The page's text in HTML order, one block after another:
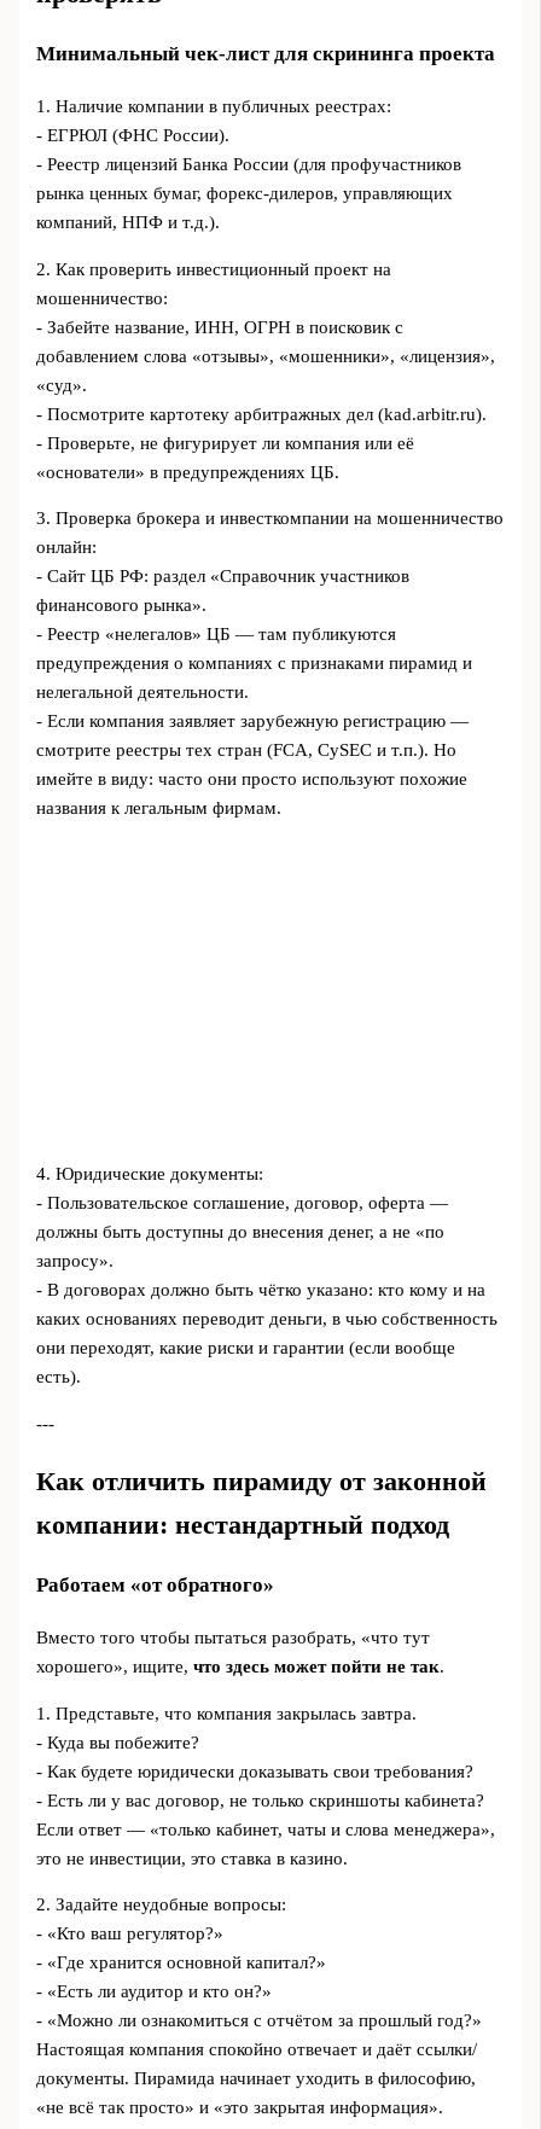
Минимальный чек-лист для скрининга проекта
1. Наличие компании в публичных реестрах:
- ЕГРЮЛ (ФНС России).
- Реестр лицензий Банка России (для профучастников
рынка ценных бумаг, форекс-дилеров, управляющих
компаний, НПФ и т.д.).
2. Как проверить инвестиционный проект на
мошенничество:
- Забейте название, ИНН, ОГРН в поисковик с
добавлением слова «отзывы», «мошенники», «лицензия»,
«суд».
- Посмотрите картотеку арбитражных дел (kad.arbitr.ru).
- Проверьте, не фигурирует ли компания или её
«основатели» в предупреждениях ЦБ.
3. Проверка брокера и инвесткомпании на мошенничество
онлайн:
- Сайт ЦБ РФ: раздел «Справочник участников
финансового рынка».
- Реестр «нелегалов» ЦБ — там публикуются
предупреждения о компаниях с признаками пирамид и
нелегальной деятельности.
- Если компания заявляет зарубежную регистрацию —
смотрите реестры тех стран (FCA, CySEC и т.п.). Но
имейте в виду: часто они просто используют похожие
названия к легальным фирмам.
4. Юридические документы:
- Пользовательское соглашение, договор, оферта —
должны быть доступны до внесения денег, а не «по
запросу».
- В договорах должно быть чётко указано: кто кому и на
каких основаниях переводит деньги, в чью собственность
они переходят, какие риски и гарантии (если вообще
есть).
---
Как отличить пирамиду от законной
компании: нестандартный подход
Работаем «от обратного»
Вместо того чтобы пытаться разобрать, «что тут
хорошего», ищите,что здесь может пойти не так.
1. Представьте, что компания закрылась завтра.
- Куда вы побежите?
- Как будете юридически доказывать свои требования?
- Есть ли у вас договор, не только скриншоты кабинета?
Если ответ — «только кабинет, чаты и слова менеджера»,
это не инвестиции, это ставка в казино.
2. Задайте неудобные вопросы:
- «Кто ваш регулятор?»
- «Где хранится основной капитал?»
- «Есть ли аудитор и кто он?»
- «Можно ли ознакомиться с отчётом за прошлый год?»
Настоящая компания спокойно отвечает и даёт ссылки/
документы. Пирамида начинает уходить в философию,
«не всё так просто» и «это закрытая информация».